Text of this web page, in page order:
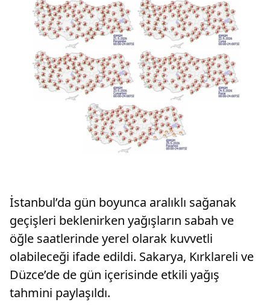
İstanbul’da gün boyunca aralıklı sağanak
geçişleri beklenirken yağışların sabah ve
öğle saatlerinde yerel olarak kuvvetli
olabileceği ifade edildi. Sakarya, Kırklareli ve
Düzce’de de gün içerisinde etkili yağış
tahmini paylaşıldı.